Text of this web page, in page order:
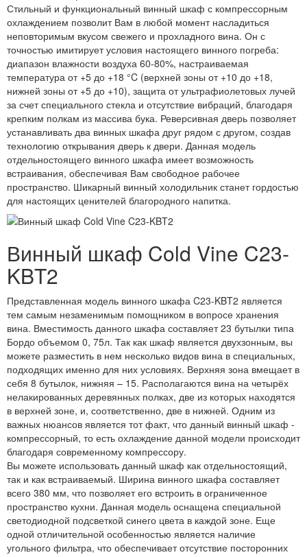
Стильный и функциональный винный шкаф с компрессорным
охлаждением позволит Вам в любой момент насладиться
неповторимым вкусом свежего и прохладного вина. Он с
точностью имитирует условия настоящего винного погреба:
диапазон влажности воздуха 60-80%, настраиваемая
температура от +5 до +18 °C (верхней зоны от +10 до +18,
нижней зоны от +5 до +10), защита от ультрафиолетовых лучей
за счет специального стекла и отсутствие вибраций, благодаря
крепким полкам из массива бука. Реверсивная дверь позволяет
устанавливать два винных шкафа друг рядом с другом, создав
технологию открывания дверь к двери. Данная модель
отдельностоящего винного шкафа имеет возможность
встраивания, обеспечивая Вам свободное рабочее
пространство. Шикарный винный холодильник станет гордостью
для настоящих ценителей благородного напитка.
Винный шкаф Cold Vine C23-
KBT2
Представленная модель винного шкафа C23-KBT2 является
тем самым незаменимым помощником в вопросе хранения
вина. Вместимость данного шкафа составляет 23 бутылки типа
Бордо объемом 0, 75л. Так как шкаф является двухзонным, вы
можете разместить в нем несколько видов вина в специальных,
подходящих именно для них условиях. Верхняя зона вмещает в
себя 8 бутылок, нижняя – 15. Располагаются вина на четырёх
нелакированных деревянных полках, две из которых находятся
в верхней зоне, и, соответственно, две в нижней. Одним из
важных нюансов является тот факт, что данный винный шкаф -
компрессорный, то есть охлаждение данной модели происходит
благодаря современному компрессору.
Вы можете использовать данный шкаф как отдельностоящий,
так и как встраиваемый. Ширина винного шкафа составляет
всего 380 мм, что позволяет его встроить в ограниченное
пространство кухни. Данная модель оснащена специальной
светодиодной подсветкой синего цвета в каждой зоне. Еще
одной отличительной особенностью является наличие
угольного фильтра, что обеспечивает отсутствие посторонних